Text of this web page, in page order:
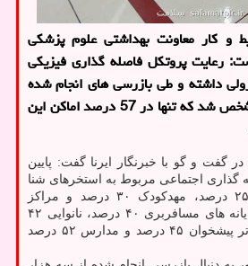
و کار معاونت بهداشتی علوم پزشکی
رعایت پروتکل فاصله گذاری فیزیکی
داشته و طی بازرسی های انجام شده
در یک هفته گذشته، مشخص شد که تنها در 57 درصد اماکن این
گفت و گو با خبرنگار ایرنا گفت: پایین
گذاری اجتماعی مربوط به استخرهای شنا
و مراکز تفریحی آبی ۲۵ درصد، مهدکودک ۳۰ درصد و مراکز
ورزشی ۳۵ درصد، در پایانه های مسافربری ۴۰ درصد، نانوایی ۴۲
درصد، پلیس +۱۰ و دفاتر پیشخوان ۴۵ درصد و مدارس ۵۲ درصد